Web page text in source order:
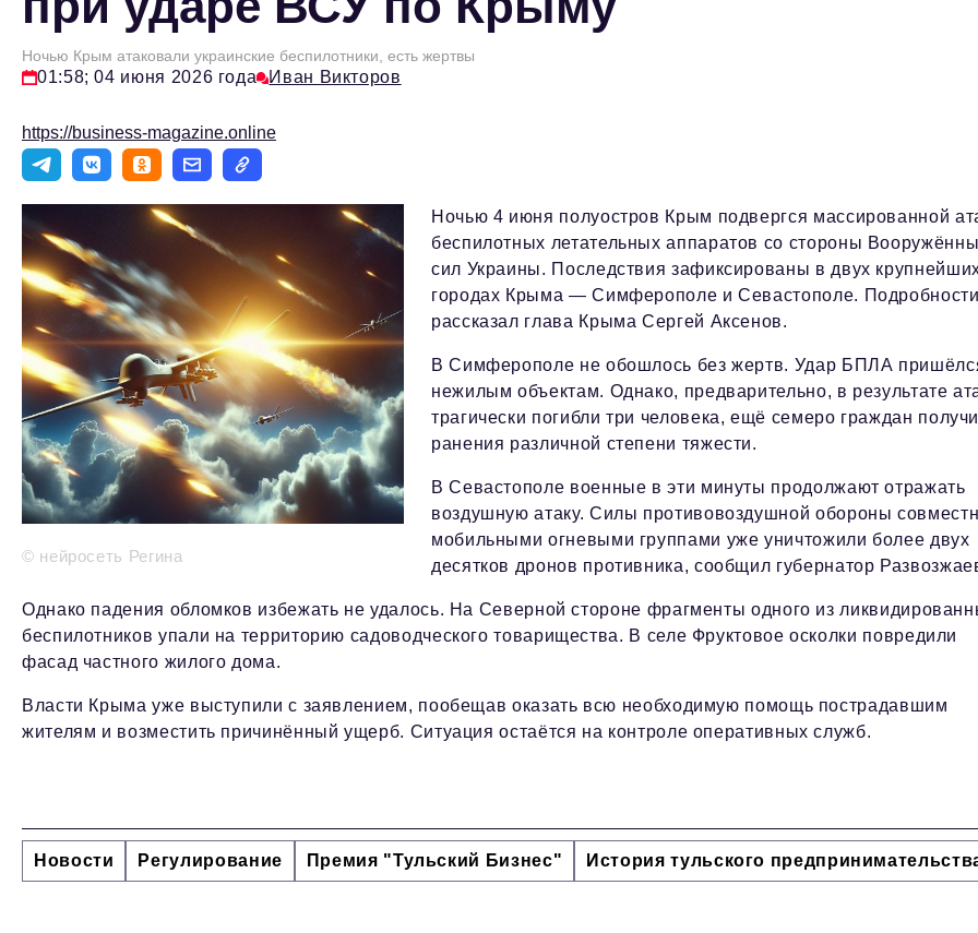
Ночью Крым атаковали украинские беспилотники, есть жертвы
01:58; 04 июня 2026 года Иван Викторов
https://business-magazine.online
© нейросеть Регина
Ночью 4 июня полуостров Крым подвергся массированной
беспилотных летательных аппаратов со стороны
сил Украины. Последствия зафиксированы в двух
городах Крыма — Симферополе и Севастополе. Подробности
рассказал глава Крыма Сергей Аксенов.
В Симферополе не обошлось без жертв. Удар БПЛА
нежилым объектам. Однако, предварительно, в результате
трагически погибли три человека, ещё семеро граждан
ранения различной степени тяжести.
В Севастополе военные в эти минуты продолжают отражать
воздушную атаку. Силы противовоздушной обороны
мобильными огневыми группами уже уничтожили более двух
десятков дронов противника, сообщил губернатор
Однако падения обломков избежать не удалось. На Северной стороне фрагменты одного из
беспилотников упали на территорию садоводческого товарищества. В селе Фруктовое осколки повредили
фасад частного жилого дома.
Власти Крыма уже выступили с заявлением, пообещав оказать всю необходимую помощь пострадавшим
жителям и возместить причинённый ущерб. Ситуация остаётся на контроле оперативных служб.
Новости Регулирование Премия "Тульский Бизнес" История тульского